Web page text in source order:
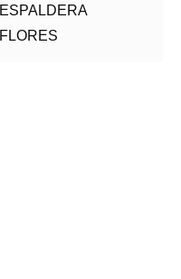
ESPALDERA
FLORES